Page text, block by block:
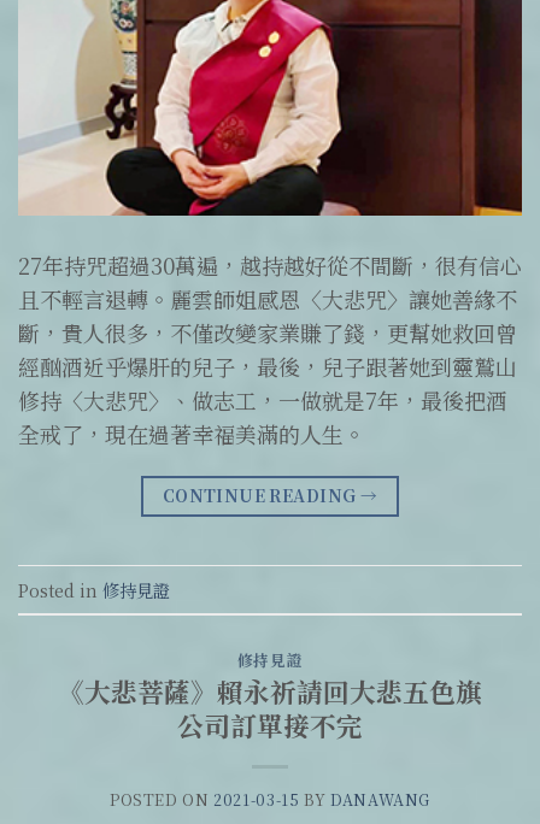
27年持咒超過30萬遍，越持越好從不間斷，很有信心
且不輕言退轉。麗雲師姐感恩〈大悲咒〉讓她善緣不
斷，貴人很多，不僅改變家業賺了錢，更幫她救回曾
經酗酒近乎爆肝的兒子，最後，兒子跟著她到靈鷲山
修持〈大悲咒〉、做志工，一做就是7年，最後把酒
全戒了，現在過著幸福美滿的人生。
CONTINUE READING →
Posted in 修持見證
修持見證
《大悲菩薩》賴永祈請回大悲五色旗
公司訂單接不完
POSTED ON 2021-03-15 BYDANAWANG